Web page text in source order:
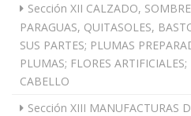
Sección XII CALZADO,
PARAGUAS, QUITASOLES,
SUS PARTES; PLUMAS
PLUMAS; FLORES
CABELLO
Sección XIII MANUFACTURAS